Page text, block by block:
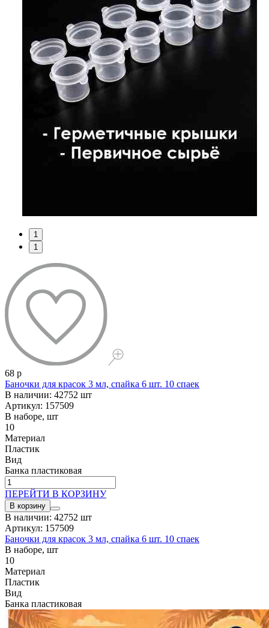
1
1
68 р
Баночки для красок 3 мл, спайка 6 шт. 10 спаек
В наличии: 42752 шт
Артикул: 157509
В наборе, шт
10
Материал
Пластик
Вид
Банка пластиковая
ПЕРЕЙТИ В КОРЗИНУ
В корзину
В наличии: 42752 шт
Артикул: 157509
Баночки для красок 3 мл, спайка 6 шт. 10 спаек
В наборе, шт
10
Материал
Пластик
Вид
Банка пластиковая